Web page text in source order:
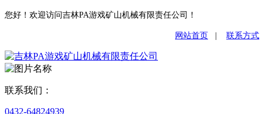
您好！欢迎访问吉林PA游戏矿山机械有限责任公司！
网站首页 联系方式
联系我们：
0432-64824939